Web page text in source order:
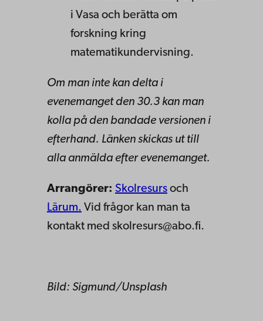
i Vasa och berätta om
forskning kring
matematikundervisning.
Om man inte kan delta i
evenemanget den 30.3 kan man
kolla på den bandade versionen i
efterhand. Länken skickas ut till
alla anmälda efter evenemanget.
Arrangörer: Skolresurs och
Lärum. Vid frågor kan man ta
kontakt med skolresurs@abo.fi.
Bild: Sigmund/Unsplash